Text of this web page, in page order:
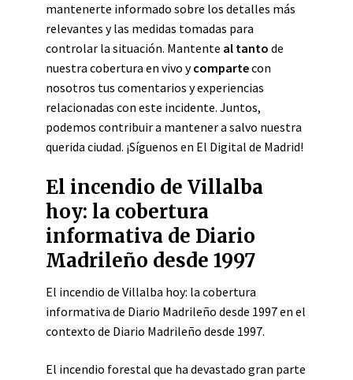
mantenerte informado sobre los detalles más
relevantes y las medidas tomadas para
controlar la situación. Mantente al tanto de
nuestra cobertura en vivo ycompartecon
nosotros tus comentarios y experiencias
relacionadas con este incidente. Juntos,
podemos contribuir a mantener a salvo nuestra
querida ciudad. ¡Síguenos en El Digital de Madrid!
El incendio de Villalba
hoy: la cobertura
informativa de Diario
Madrileño desde 1997
El incendio de Villalba hoy: la cobertura
informativa de Diario Madrileño desde 1997 en el
contexto de Diario Madrileño desde 1997.
El incendio forestal que ha devastado gran parte